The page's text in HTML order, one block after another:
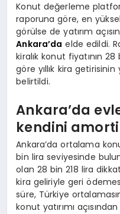
Konut değerleme
raporuna göre, en
görülse de yatırım
Ankara’da elde edildi.
kiralık konut fiyatının
göre yıllık kira getirisinin
belirtildi.
Ankara’da
kendini
Ankara’da ortalama
bin lira seviyesinde
olan 28 bin 218 lira
kira geliriyle geri
süre, Türkiye
konut yatırımı